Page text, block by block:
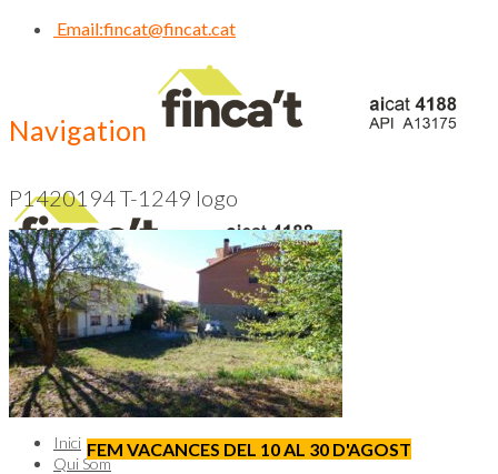
Email:fincat@fincat.cat
Navigation
CALL US NOW
93 830 14 35
Inici
Qui Som
P1420194 T-1249 logo
FEM VACANCES DEL 10 AL 30 D'AGOST